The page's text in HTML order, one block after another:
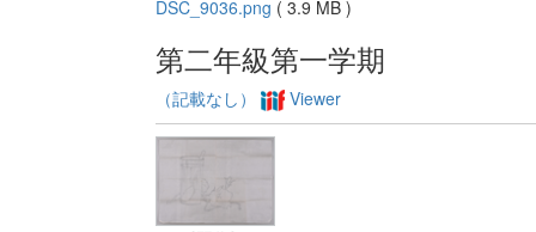
DSC_9036.png ( 3.9 MB )
第二年級第一学期
（記載なし） Viewer